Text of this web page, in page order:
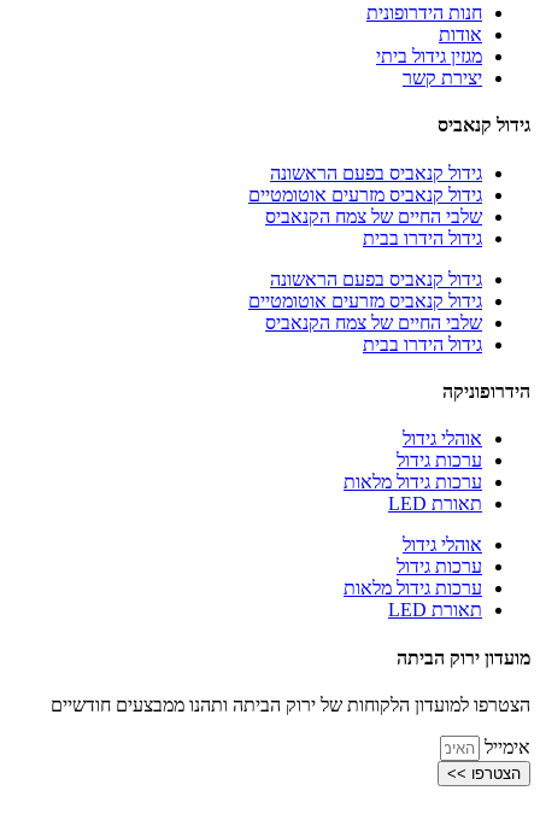
חנות הידרופונית
אודות
מגזין גידול ביתי
יצירת קשר
גידול קנאביס
גידול קנאביס בפעם הראשונה
גידול קנאביס מזרעים אוטומטיים
שלבי החיים של צמח הקנאביס
גידול הידרו בבית
גידול קנאביס בפעם הראשונה
גידול קנאביס מזרעים אוטומטיים
שלבי החיים של צמח הקנאביס
גידול הידרו בבית
הידרופוניקה
אוהלי גידול
ערכות גידול
ערכות גידול מלאות
תאורת LED
אוהלי גידול
ערכות גידול
ערכות גידול מלאות
תאורת LED
מועדון ירוק הביתה
הצטרפו למועדון הלקוחות של ירוק הביתה ותהנו ממבצעים חודשיים
אימייל
הצטרפו >>